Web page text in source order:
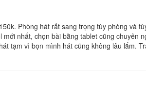
Phòng hát rất sang trọng tùy phòng và
nhất, chọn bài bằng tablet cũng chuyên
tạm vì bọn mình hát cũng không lâu lắm.